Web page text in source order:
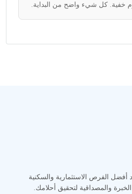
خفية. كل شيء واضح من البداية.
أفضل الفرص الاستثمارية والسكنية
والمصداقية لتحقيق أحلامك.